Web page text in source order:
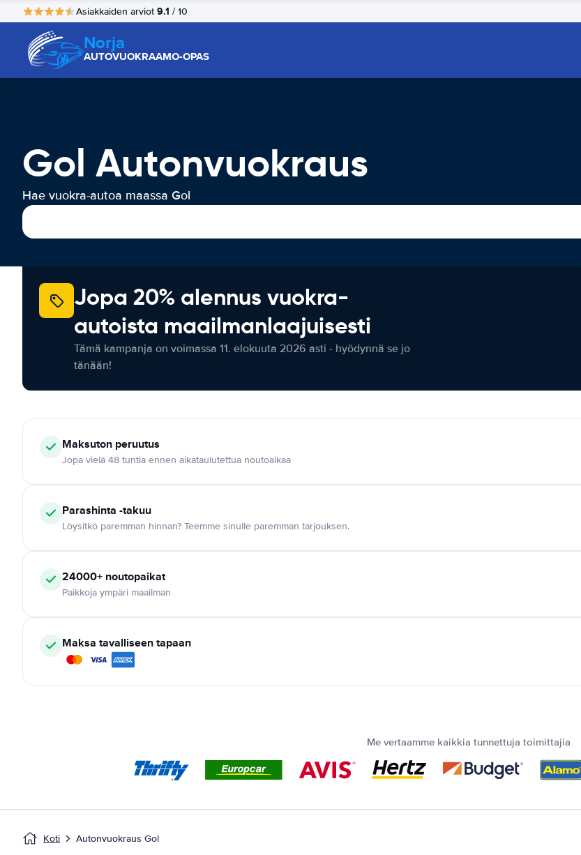
Asiakkaiden arviot 9.1 / 10
Norja
AUTOVUOKRAAMO-OPAS
Gol Autonvuokraus
Hae vuokra-autoa maassa Gol
Jopa 20% alennus vuokra-
autoista maailmanlaajuisesti
Tämä kampanja on voimassa 11. elokuuta 2026 asti - hyödynnä se jo
tänään!
Maksuton peruutus
Jopa vielä 48 tuntia ennen aikataulutettua noutoaikaa
Parashinta -takuu
Löysitkö paremman hinnan? Teemme sinulle paremman tarjouksen.
24000+ noutopaikat
Paikkoja ympäri maailman
Maksa tavalliseen tapaan
Me vertaamme kaikkia tunnettuja toimittajia
Koti Autonvuokraus Gol